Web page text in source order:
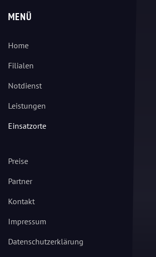
MENÜ
Home
Filialen
Notdienst
Leistungen
Einsatzorte
Preise
Partner
Kontakt
Impressum
Datenschutzerklärung